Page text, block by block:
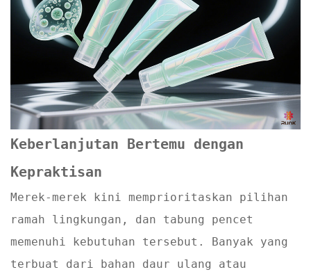
Keberlanjutan Bertemu dengan
Kepraktisan
Merek-merek kini memprioritaskan pilihan
ramah lingkungan, dan tabung pencet
memenuhi kebutuhan tersebut. Banyak yang
terbuat dari bahan daur ulang atau